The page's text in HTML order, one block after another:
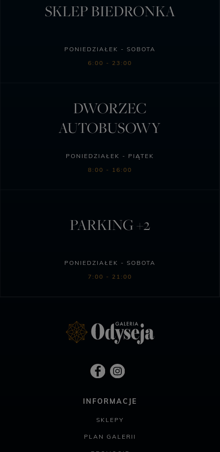
SKLEP BIEDRONKA
PONIEDZIAŁEK - SOBOTA
6:00 - 23:00
DWORZEC
AUTOBUSOWY
PONIEDZIAŁEK - PIĄTEK
8:00 - 16:00
PARKING +2
PONIEDZIAŁEK - SOBOTA
7:00 - 21:00
INFORMACJE
SKLEPY
PLAN GALERII